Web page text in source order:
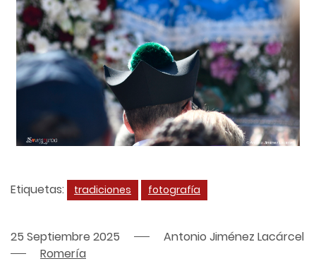
Etiquetas: tradiciones fotografía
25 Septiembre 2025
Antonio Jiménez Lacárcel
Romería